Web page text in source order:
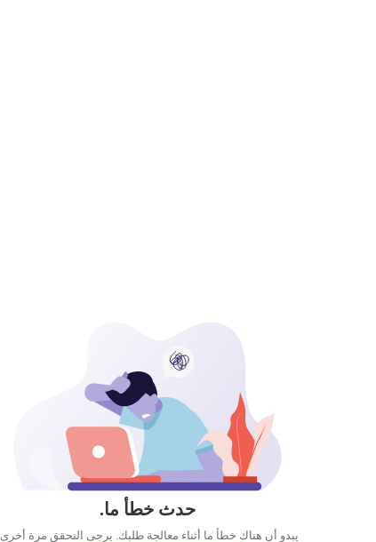
حدث خطأ ما.
يبدو أن هناك خطأ ما أثناء معالجة طلبك. يرجى التحقق مرة أخرى.